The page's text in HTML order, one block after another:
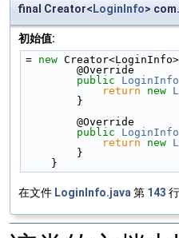
final Creator< LoginInfo>
初始值:
= new
        @Override
public
LoginInfo
return
new
        }
        @Override
public
LoginInfo
return
new
        }
    }
在文件 LoginInfo.java 第 143